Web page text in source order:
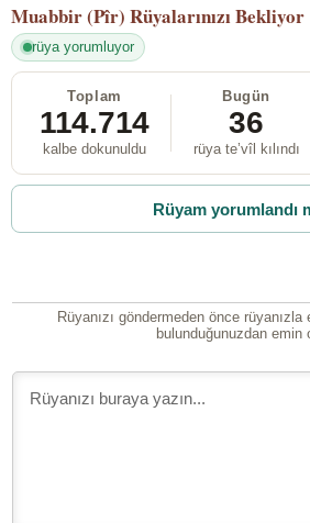
Muabbir (Pîr) Rüyalarınızı Bekliyor
rüya yorumluyor
Toplam
114.714
kalbe dokunuldu
Bugün
36
rüya te’vîl kılındı
Rüyam yorumlandı
Rüyanızı göndermeden önce
bulunduğunuzdan emin